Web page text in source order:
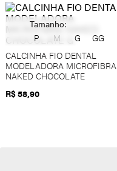
Tamanho:
G
GG
M
P
CALCINHA FIO DENTAL
MODELADORA MICROFIBRA
NAKED CHOCOLATE
R$ 58,90